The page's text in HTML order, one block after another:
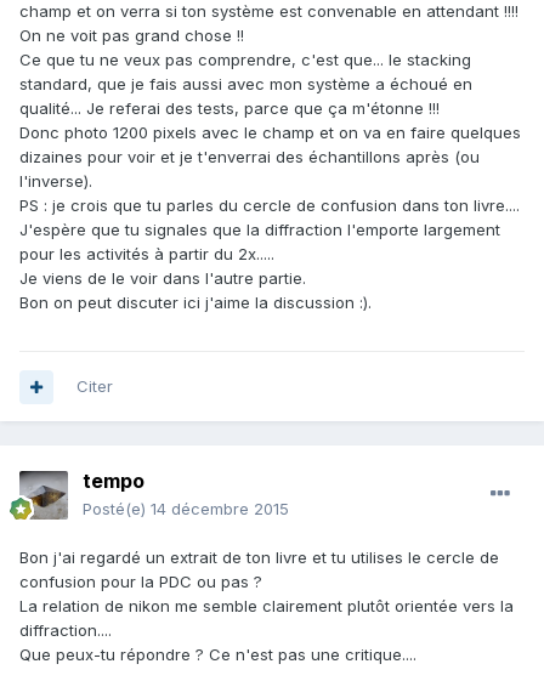
champ et on verra si ton système est convenable en attendant !!!!
On ne voit pas grand chose !!
Ce que tu ne veux pas comprendre, c'est que... le stacking
standard, que je fais aussi avec mon système a échoué en
qualité... Je referai des tests, parce que ça m'étonne !!!
Donc photo 1200 pixels avec le champ et on va en faire quelques
dizaines pour voir et je t'enverrai des échantillons après (ou
l'inverse).
PS : je crois que tu parles du cercle de confusion dans ton livre....
J'espère que tu signales que la diffraction l'emporte largement
pour les activités à partir du 2x.....
Je viens de le voir dans l'autre partie.
Bon on peut discuter ici j'aime la discussion :).
Citer
tempo
Posté(e) 14 décembre 2015
Bon j'ai regardé un extrait de ton livre et tu utilises le cercle de
confusion pour la PDC ou pas ?
La relation de nikon me semble clairement plutôt orientée vers la
diffraction....
Que peux-tu répondre ? Ce n'est pas une critique....